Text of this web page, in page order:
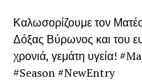
Καλωσορίζουμε τον
Δόξας Βύρωνος και του
χρονιά, γεμάτη υγεία!
#Season #NewEntry